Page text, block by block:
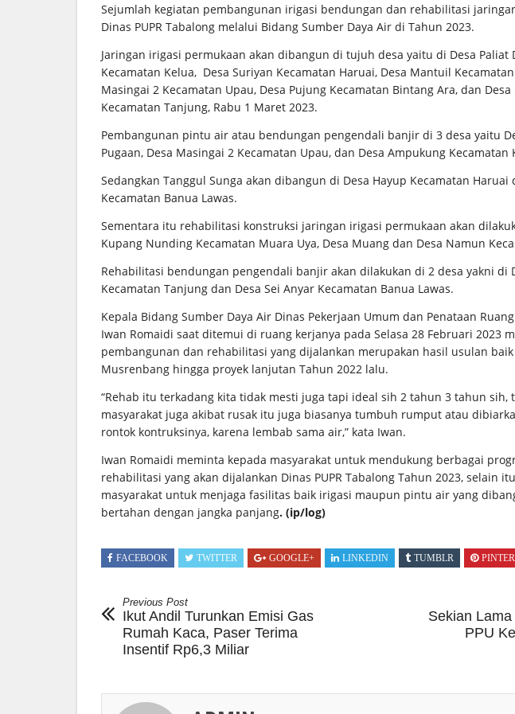
Sejumlah kegiatan pembangunan irigasi bendungan dan rehabilitasi
Dinas PUPR Tabalong melalui Bidang Sumber Daya Air di Tahun 2023.
Jaringan irigasi permukaan akan dibangun di tujuh desa yaitu di Desa Paliat
Kecamatan Kelua, Desa Suriyan Kecamatan Haruai, Desa Mantuil
Masingai 2 Kecamatan Upau, Desa Pujung Kecamatan Bintang Ara, dan
Kecamatan Tanjung, Rabu 1 Maret 2023.
Pembangunan pintu air atau bendungan pengendali banjir di 3 desa yaitu
Pugaan, Desa Masingai 2 Kecamatan Upau, dan Desa Ampukung Kecamatan
Sedangkan Tanggul Sunga akan dibangun di Desa Hayup Kecamatan Haruai
Kecamatan Banua Lawas.
Sementara itu rehabilitasi konstruksi jaringan irigasi permukaan akan
Kupang Nunding Kecamatan Muara Uya, Desa Muang dan Desa Namun
Rehabilitasi bendungan pengendali banjir akan dilakukan di 2 desa yakni di
Kecamatan Tanjung dan Desa Sei Anyar Kecamatan Banua Lawas.
Kepala Bidang Sumber Daya Air Dinas Pekerjaan Umum dan Penataan
Iwan Romaidi saat ditemui di ruang kerjanya pada Selasa 28 Februari 2023
pembangunan dan rehabilitasi yang dijalankan merupakan hasil usulan baik
Musrenbang hingga proyek lanjutan Tahun 2022 lalu.
“Rehab itu terkadang kita tidak mesti juga tapi ideal sih 2 tahun 3 tahun sih,
masyarakat juga akibat rusak itu juga biasanya tumbuh rumput atau
rontok kontruksinya, karena lembab sama air,” kata Iwan.
Iwan Romaidi meminta kepada masyarakat untuk mendukung berbagai
rehabilitasi yang akan dijalankan Dinas PUPR Tabalong Tahun 2023, selain
masyarakat untuk menjaga fasilitas baik irigasi maupun pintu air yang
bertahan dengan jangka panjang. (ip/log)
FACEBOOK TWITTER GOOGLE+ LINKEDIN TUMBLR
Previous Post
Ikut Andil Turunkan Emisi Gas
Rumah Kaca, Paser Terima
Insentif Rp6,3 Miliar
Sekian
PPU